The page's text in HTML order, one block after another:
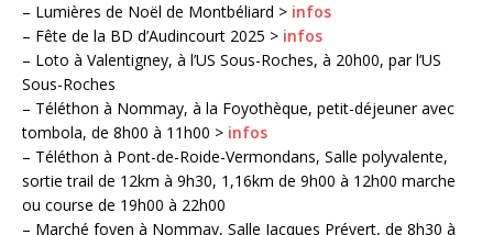
– Lumières de Noël de Montbéliard > infos
– Fête de la BD d’Audincourt 2025 > infos
– Loto à Valentigney, à l’US Sous-Roches, à 20h00, par l’US
Sous-Roches
– Téléthon à Nommay, à la Foyothèque, petit-déjeuner avec
tombola, de 8h00 à 11h00 > infos
– Téléthon à Pont-de-Roide-Vermondans, Salle polyvalente,
sortie trail de 12km à 9h30, 1,16km de 9h00 à 12h00 marche
ou course de 19h00 à 22h00
– Marché foyen à Nommay, Salle Jacques Prévert, de 8h30 à